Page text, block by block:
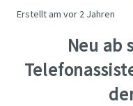
Erstellt am vor 2 Jahren
Neu ab